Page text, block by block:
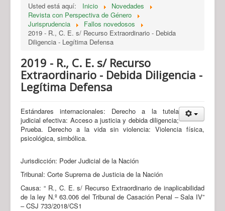
Legislación
Novedades
Recursos y Servicios de Atención
Contacto
Usted está aquí: Inicio
Novedades
Revista con Perspectiva de Género
Jurisprudencia
Fallos novedosos
2019 - R., C. E. s/ Recurso Extraordinario - Debida
Diligencia - Legítima Defensa
2019 - R., C. E. s/ Recurso
Extraordinario - Debida Diligencia -
Legítima Defensa
Estándares internacionales: Derecho a la tutela
judicial efectiva: Acceso a justicia y debida diligencia;
Prueba. Derecho a la vida sin violencia: Violencia física,
psicológica, simbólica.
Jurisdicción: Poder Judicial de la Nación
Tribunal: Corte Suprema de Justicia de la Nación
Causa: “ R., C. E. s/ Recurso Extraordinario de inaplicabilidad
de la ley N.º 63.006 del Tribunal de Casación Penal – Sala IV”
– CSJ 733/2018/CS1